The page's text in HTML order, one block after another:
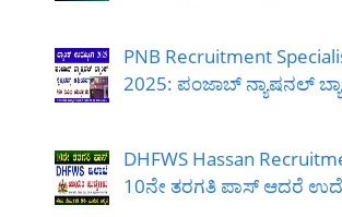
PNB Recruitment
2025: ಪಂಜಾಬ್ ನ್ಯಾಷನಲ್
DHFWS Hassan
10ನೇ ತರಗತಿ ಪಾಸ್ ಆದರೆ